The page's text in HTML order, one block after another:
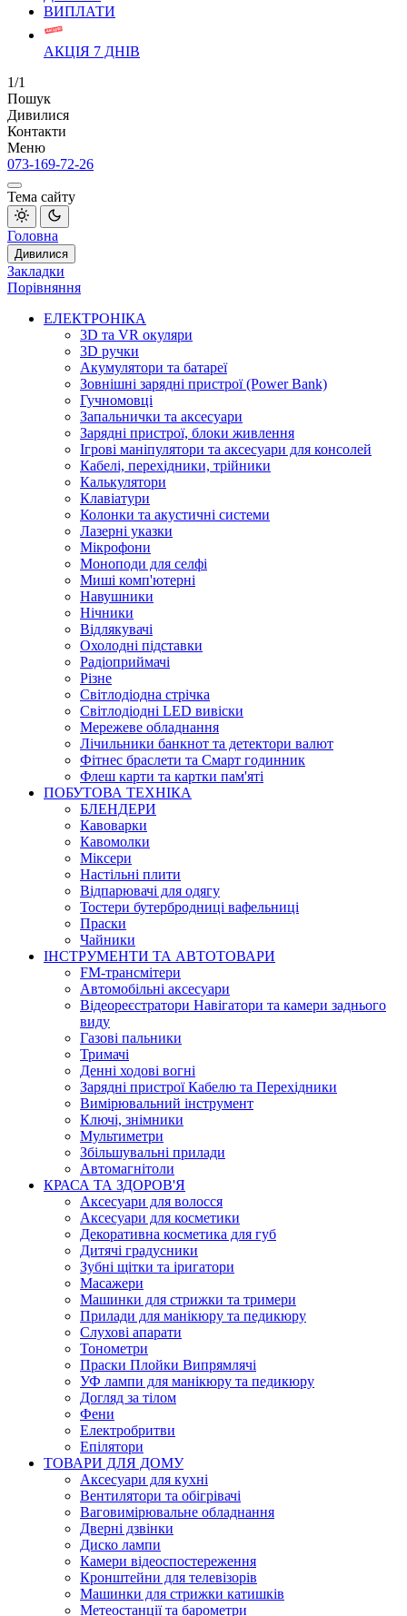
ВИПЛАТИ
АКЦІЯ 7 ДНІВ
1/1
Пошук
Дивилися
Контакти
Меню
073-169-72-26
Тема сайту
Головна
Дивилися
Закладки
Порівняння
ЕЛЕКТРОНІКА
3D та VR окуляри
3D ручки
Акумулятори та батареї
Зовнішні зарядні пристрої (Power Bank)
Гучномовці
Запальнички та аксесуари
Зарядні пристрої, блоки живлення
Ігрові маніпулятори та аксесуари для консолей
Кабелі, перехідники, трійники
Калькулятори
Клавіатури
Колонки та акустичні системи
Лазерні указки
Мікрофони
Моноподи для селфі
Миші комп'ютерні
Навушники
Нічники
Відлякувачі
Охолодні підставки
Радіоприймачі
Різне
Світлодіодна стрічка
Світлодіодні LED вивіски
Мережеве обладнання
Лічильники банкнот та детектори валют
Фітнес браслети та Смарт годинник
Флеш карти та картки пам'яті
ПОБУТОВА ТЕХНІКА
БЛЕНДЕРИ
Кавоварки
Кавомолки
Міксери
Настільні плити
Відпарювачі для одягу
Тостери бутербродниці вафельниці
Праски
Чайники
ІНСТРУМЕНТИ ТА АВТОТОВАРИ
FM-трансмітери
Автомобільні аксесуари
Відеореєстратори Навігатори та камери заднього
виду
Газові пальники
Тримачі
Денні ходові вогні
Зарядні пристрої Кабелю та Перехідники
Вимірювальний інструмент
Ключі, знімники
Мультиметри
Збільшувальні прилади
Автомагнітоли
КРАСА ТА ЗДОРОВ'Я
Аксесуари для волосся
Аксесуари для косметики
Декоративна косметика для губ
Дитячі градусники
Зубні щітки та іригатори
Масажери
Машинки для стрижки та тримери
Прилади для манікюру та педикюру
Слухові апарати
Тонометри
Праски Плойки Випрямлячі
УФ лампи для манікюру та педикюру
Догляд за тілом
Фени
Електробритви
Епілятори
ТОВАРИ ДЛЯ ДОМУ
Аксесуари для кухні
Вентилятори та обігрівачі
Ваговимірювальне обладнання
Дверні дзвінки
Диско лампи
Камери відеоспостереження
Кронштейни для телевізорів
Машинки для стрижки катишків
Метеостанції та барометри